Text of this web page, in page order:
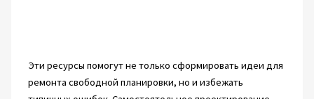
Эти ресурсы помогут не только сформировать идеи для
ремонта свободной планировки, но и избежать